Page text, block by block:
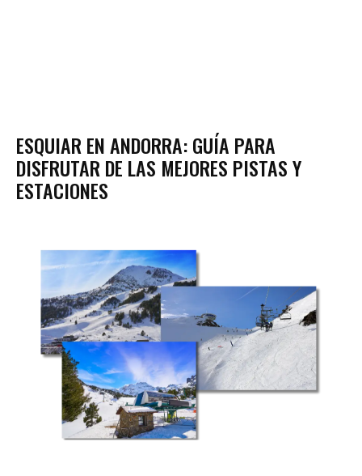
ESQUIAR EN ANDORRA: GUÍA PARA
DISFRUTAR DE LAS MEJORES PISTAS Y
ESTACIONES